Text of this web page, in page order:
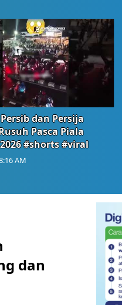
dan Persija
Pasca Piala
#shorts #viral
AM
dan